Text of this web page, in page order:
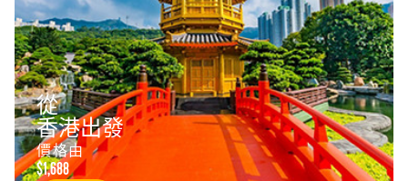
從
香港出發
價格由
$1,688